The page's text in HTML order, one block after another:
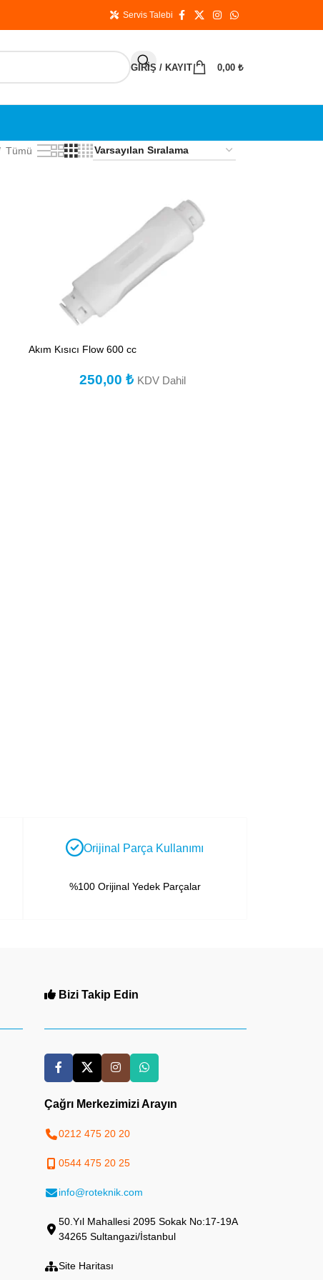
Servis Talebi
GIRIŞ / KAYIT 0,00 ₺
Tümü
Akım Kısıcı Flow 600 cc
250,00 ₺ KDV Dahil
Orijinal Parça Kullanımı
%100 Orijinal Yedek Parçalar
Bizi Takip Edin
Çağrı Merkezimizi Arayın
0212 475 20 20
0544 475 20 25
info@roteknik.com
50.Yıl Mahallesi 2095 Sokak No:17-19A
34265 Sultangazi/İstanbul
Site Haritası